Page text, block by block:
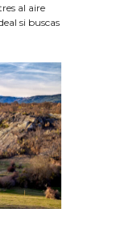
al aire
si buscas